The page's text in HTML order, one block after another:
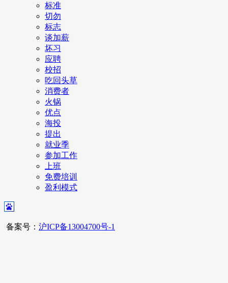
标准
切勿
标志
谈加薪
坏习
应聘
校招
吃回头草
消费者
火锅
优点
海投
提出
就业季
参加工作
上班
免费培训
盈利模式
备案号： 沪ICP备13004700号-1